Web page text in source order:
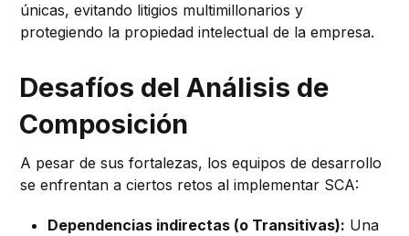
únicas, evitando litigios multimillonarios y
protegiendo la propiedad intelectual de la empresa.
Desafíos del Análisis de
Composición
A pesar de sus fortalezas, los equipos de desarrollo
se enfrentan a ciertos retos al implementar SCA:
Dependencias indirectas (o Transitivas): Una